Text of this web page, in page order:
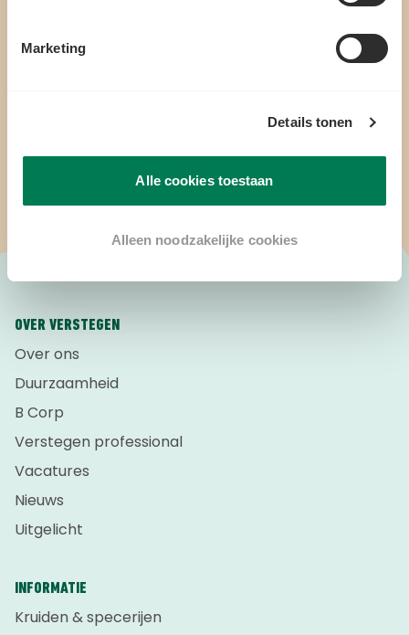
Marketing
Details tonen
Alle cookies toestaan
Alleen noodzakelijke cookies
ADVIES EN 10% WELKOMSTKORTING
Schrijf je in!
OVER VERSTEGEN
Over ons
Duurzaamheid
B Corp
Verstegen professional
Vacatures
Nieuws
Uitgelicht
INFORMATIE
Kruiden & specerijen